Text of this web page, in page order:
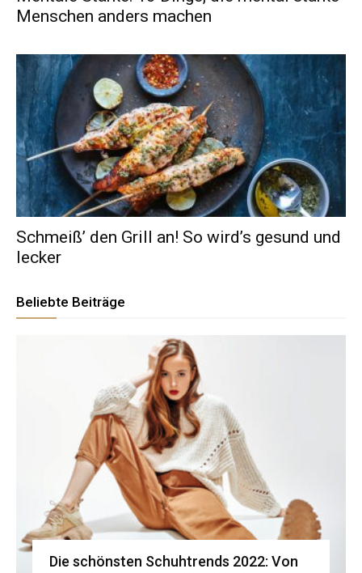
Menschen anders machen
Schmeiß’ den Grill an! So wird’s gesund und
lecker
Beliebte Beiträge
Die schönsten Schuhtrends 2022: Von